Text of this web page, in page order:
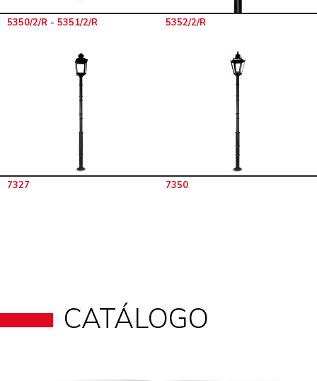
5350/2/R - 5351/2/R 5352/2/R
7327 7350
CATÁLOGO